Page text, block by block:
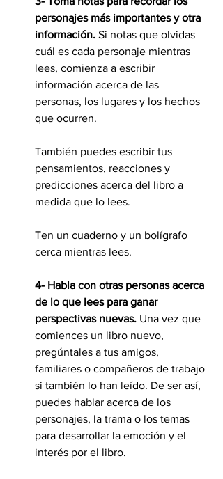
personajes más importantes y otra
información. Si notas que olvidas
cuál es cada personaje mientras
lees, comienza a escribir
información acerca de las
personas, los lugares y los hechos
que ocurren.
También puedes escribir tus
pensamientos, reacciones y
predicciones acerca del libro a
medida que lo lees.
Ten un cuaderno y un bolígrafo
cerca mientras lees.
4- Habla con otras personas acerca
de lo que lees para ganar
perspectivas nuevas. Una vez que
comiences un libro nuevo,
pregúntales a tus amigos,
familiares o compañeros de trabajo
si también lo han leído. De ser así,
puedes hablar acerca de los
personajes, la trama o los temas
para desarrollar la emoción y el
interés por el libro.